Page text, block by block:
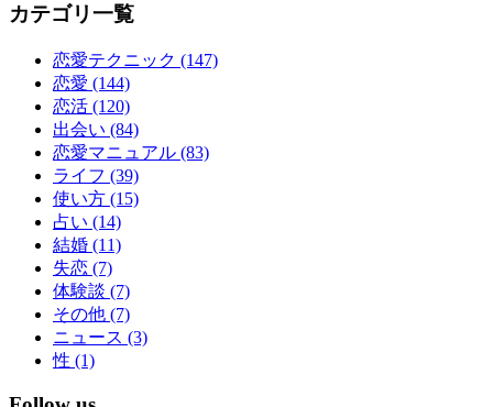
カテゴリ一覧
恋愛テクニック (147)
恋愛 (144)
恋活 (120)
出会い (84)
恋愛マニュアル (83)
ライフ (39)
使い方 (15)
占い (14)
結婚 (11)
失恋 (7)
体験談 (7)
その他 (7)
ニュース (3)
性 (1)